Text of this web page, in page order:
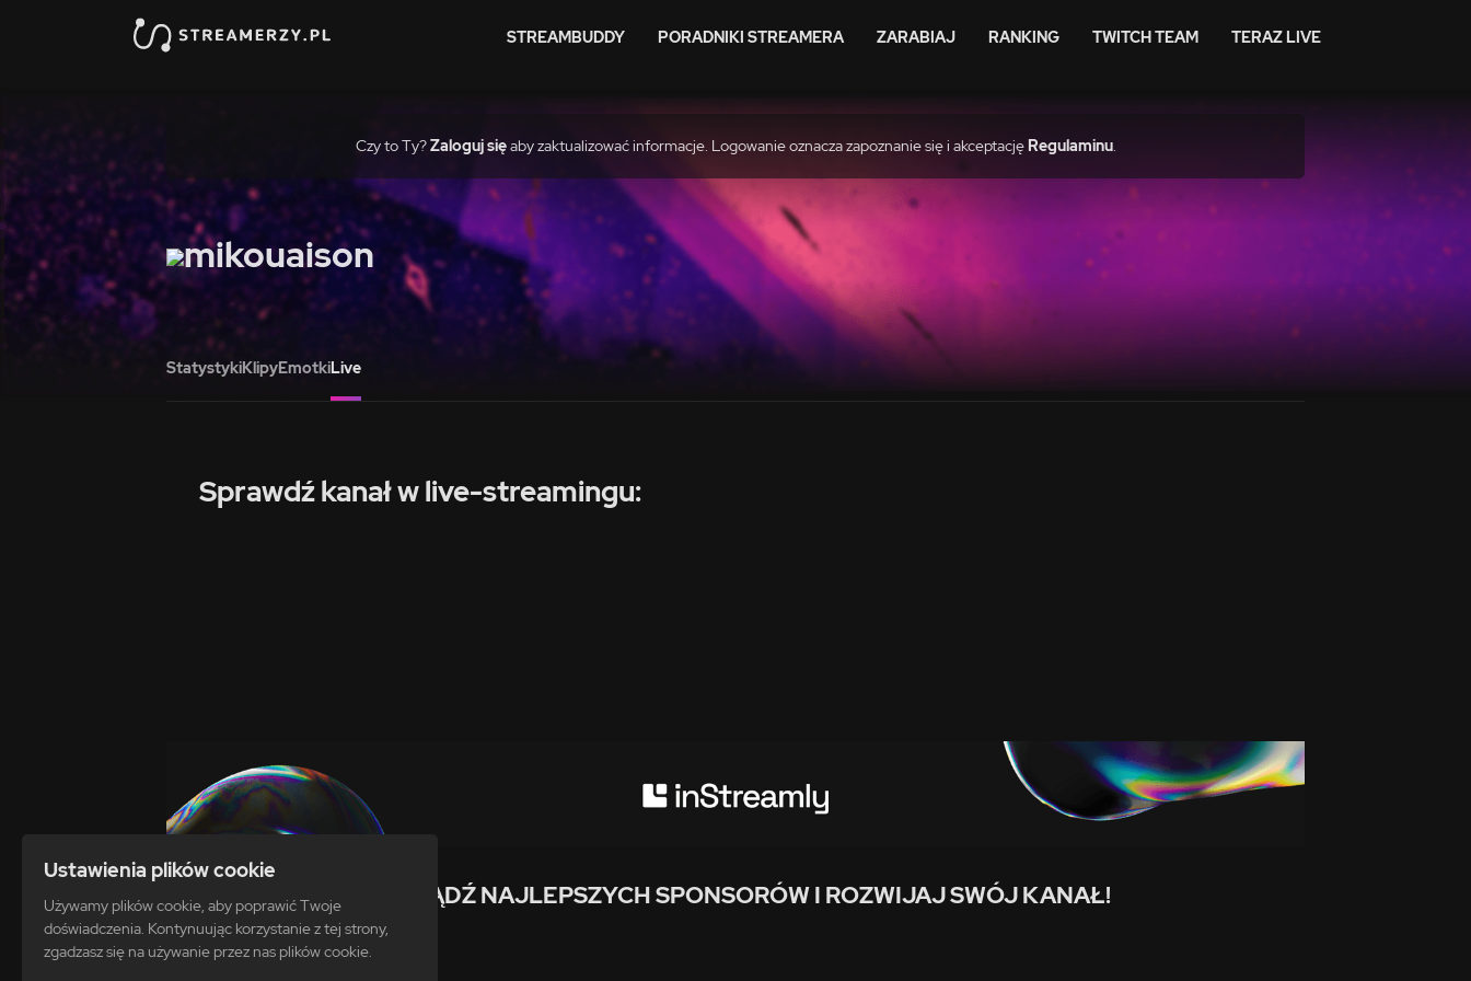
STREAMBUDDY PORADNIKI STREAMERA ZARABIAJ RANKING TWITCH TEAM TERAZ LIVE
Czy to Ty?Zaloguj sięaby zaktualizować informacje. Logowanie oznacza zapoznanie się i akceptacjęRegulaminu.
mikouaison
StatystykiKlipyEmotkiLive
Sprawdź kanał w live-streamingu:
ZDOBĄDŹ NAJLEPSZYCH SPONSORÓW I ROZWIJAJ SWÓJ KANAŁ!
Ustawienia plików cookie
Używamy plików cookie, aby poprawić Twoje
doświadczenia. Kontynuując korzystanie z tej strony,
zgadzasz się na używanie przez nas plików cookie.